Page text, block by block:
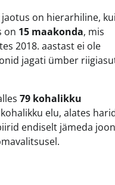
on hierarhiline,
on 15 maakonda, mis
2018. aastast ei ole
jagati ümber
79 kohalikku
elu, alates
endiselt jämeda